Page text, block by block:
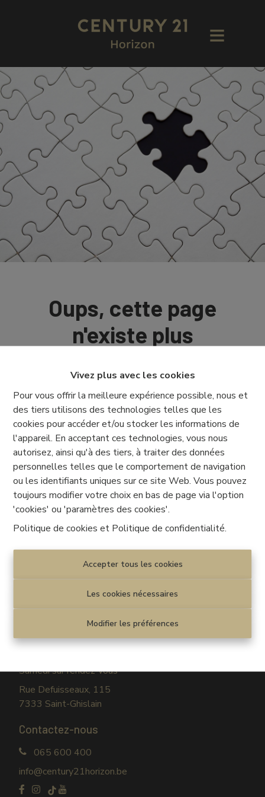
Vivez plus avec les cookies
Pour vous offrir la meilleure expérience possible, nous et
des tiers utilisons des technologies telles que les
cookies pour accéder et/ou stocker les informations de
l'appareil. En acceptant ces technologies, vous nous
autorisez, ainsi qu'à des tiers, à traiter des données
personnelles telles que le comportement de navigation
ou les identifiants uniques sur ce site Web. Vous pouvez
toujours modifier votre choix en bas de page via l'option
'cookies' ou 'paramètres des cookies'.
Politique de cookies et Politique de confidentialité.
Accepter tous les cookies
Les cookies nécessaires
Modifier les préférences
Oups, cette page
n'existe plus
À Vendre À Louer
Disclaimer
Privacy statement
Cookie policy|Paramètres des cookies
© CENTURY 21 Horizon
Lundi au vendredi
Samedi sur rendez-vous
Rue Defuisseaux, 115
7333 Saint-Ghislain
Contactez-nous
065 600 400
info@century21horizon.be